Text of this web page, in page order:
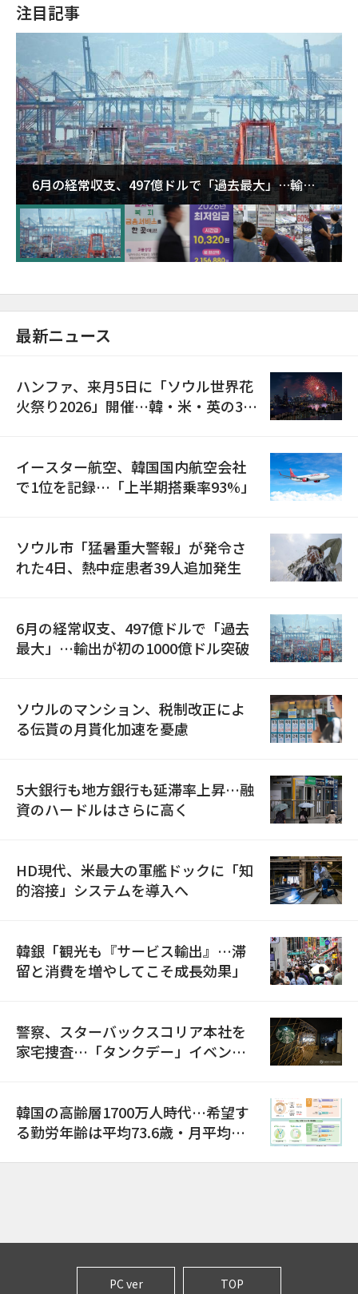
注目記事
6月の経常収支、497億ドルで「過去最大」…輸出
が初の1000億ドル突破
最新ニュース
ハンファ、来月5日に「ソウル世界花
火祭り2026」開催…韓・米・英の3カ
イースター航空、韓国国内航空会社
で1位を記録…「上半期搭乗率93%」
ソウル市「猛暑重大警報」が発令さ
れた4日、熱中症患者39人追加発生
6月の経常収支、497億ドルで「過去
最大」…輸出が初の1000億ドル突破
ソウルのマンション、税制改正によ
る伝貰の月貰化加速を憂慮
5大銀行も地方銀行も延滞率上昇…融
資のハードルはさらに高く
HD現代、米最大の軍艦ドックに「知
的溶接」システムを導入へ
韓銀「観光も『サービス輸出』…滞
留と消費を増やしてこそ成長効果」
警察、スターバックスコリア本社を
家宅捜査…「タンクデー」イベント
韓国の高齢層1700万人時代…希望す
る勤労年齢は平均73.6歳・月平均賃
PC ver TOP